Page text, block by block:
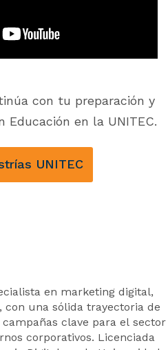
con tu preparación y
en la UNITEC.
UNITEC
en marketing digital,
con una sólida trayectoria de
clave para el sector
corporativos. Licenciada